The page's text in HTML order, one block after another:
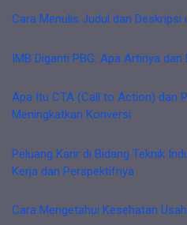
Cara Menulis Judul dan Deskripsi
IMB Diganti PBG: Apa Artinya
Apa Itu CTA (Call to Action) dan
Meningkatkan Konversi
Peluang Karir di Bidang Teknik
Kerja dan Perspektifnya
Cara Mengetahui Kesehatan